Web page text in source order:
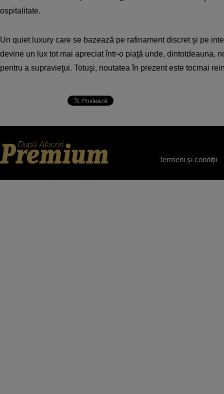
ospitalitate.
Un quiet luxury care se bazează pe rafinament discret şi pe
devine un lux tot mai apreciat într-o piaţă unde, dintotdeauna,
pentru a supravieţui. Totuşi, noutatea în prezent este tocmai
Termeni şi condiţii